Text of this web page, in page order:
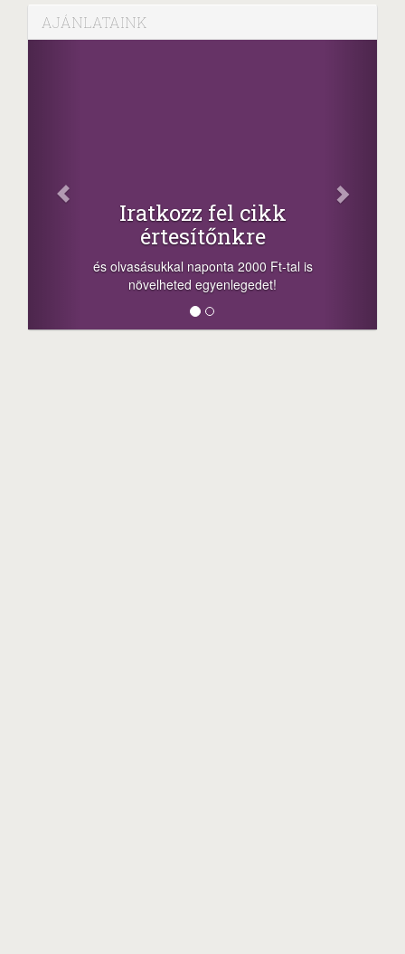
AJÁNLATAINK
Iratkozz fel cikk
értesítőnkre
és olvasásukkal naponta 2000 Ft-tal is
növelheted egyenlegedet!